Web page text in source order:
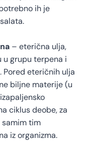
ih je
– eterična ulja,
u grupu terpena i
Pored eteričnih ulja
biljne materije (u
ciklus deobe, za
samim tim
iz organizma.